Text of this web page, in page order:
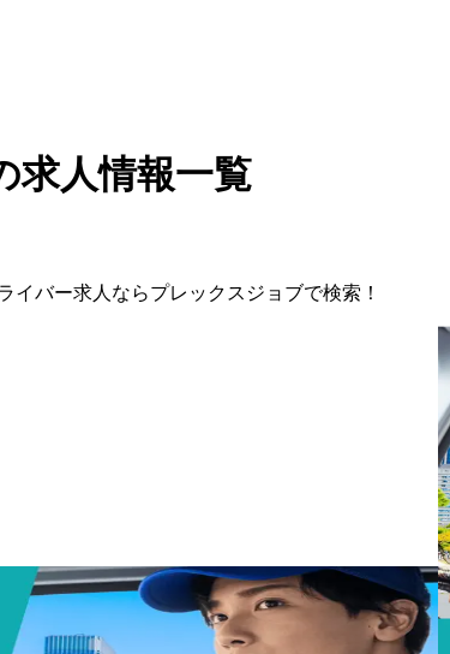
求人情報一覧
イバー求人ならプレックスジョブで検索！